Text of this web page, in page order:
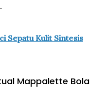
Sepatu Kulit Sintesis
Mappalette Bola